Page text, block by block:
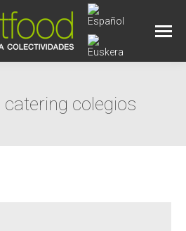
catering colegios